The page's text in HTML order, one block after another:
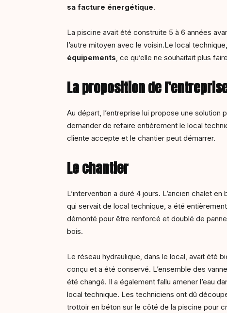
sa facture énergétique.
La piscine avait été construite 5 à 6 années
l’autre mitoyen avec le voisin.Le local
équipements, ce qu’elle ne souhaitait plus
La proposition de
Au départ, l’entreprise lui propose une
demander de refaire entièrement le local
cliente accepte et le chantier peut démarrer.
Le chantier
L’intervention a duré 4 jours. L’ancien chalet en
qui servait de local technique, a été entièrement
démonté pour être renforcé et doublé de
bois.
Le réseau hydraulique, dans le local, avait été
conçu et a été conservé. L’ensemble des
été changé. Il a également fallu amener l’eau
local technique. Les techniciens ont dû
trottoir en béton sur le côté de la piscine pour